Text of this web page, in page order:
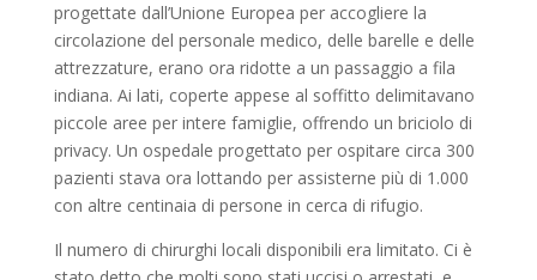
progettate dall’Unione Europea per accogliere la
circolazione del personale medico, delle barelle e delle
attrezzature, erano ora ridotte a un passaggio a fila
indiana. Ai lati, coperte appese al soffitto delimitavano
piccole aree per intere famiglie, offrendo un briciolo di
privacy. Un ospedale progettato per ospitare circa 300
pazienti stava ora lottando per assisterne più di 1.000
con altre centinaia di persone in cerca di rifugio.
Il numero di chirurghi locali disponibili era limitato. Ci è